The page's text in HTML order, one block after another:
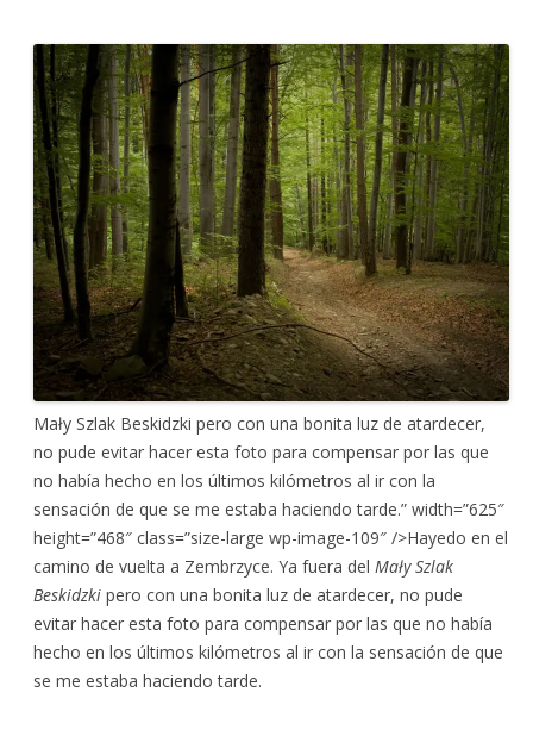
Mały Szlak Beskidzki pero con una bonita luz de atardecer,
no pude evitar hacer esta foto para compensar por las que
no había hecho en los últimos kilómetros al ir con la
sensación de que se me estaba haciendo tarde.” width=”625″
height=”468″ class=”size-large wp-image-109″ />Hayedo en el
camino de vuelta a Zembrzyce. Ya fuera del Mały Szlak
Beskidzki pero con una bonita luz de atardecer, no pude
evitar hacer esta foto para compensar por las que no había
hecho en los últimos kilómetros al ir con la sensación de que
se me estaba haciendo tarde.